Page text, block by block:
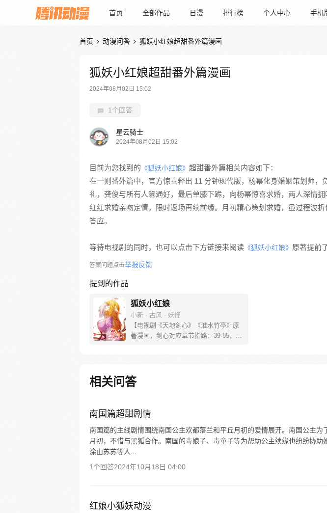
首页 全部作品 日漫 排行榜 个人中心 手机
首页  动漫问答  狐妖小红娘超甜番外篇漫画
狐妖小红娘超甜番外篇漫画
2024年08月02日 15:02
1个回答
星云骑士
2024年08月02日 15:02
目前为您找到的 《狐妖小红娘》 超甜番外篇相关内容如下：
在一则番外篇中，官方惊喜释出 11 分钟现代版，杨幂化身婚姻策划师，
礼，龚俊与所有人篡通好，最后单膝下跪，向杨幂惊喜求婚，两人深情
红红求婚亲吻定情，限时返场再续前缘。月初精心策划求婚，虽过程波
答应。
等待电视剧的同时，也可以点击下方链接来阅读 《狐妖小红娘》 原著提前
答案问题点击举报反馈
提到的作品
狐妖小红娘
小新 · 古风 · 妖怪
【电视剧《天地剑心》《淮水竹亭》原
著漫画，剑心对应章节指路：39-85，淮
新。）
相关问答
南国篇超甜剧情
南国篇的主线剧情围绕南国公主欢都落兰和平丘月初的爱情展开。南国公主为
月初，不惜与黑狐合作。南国的毒娘子、毒童子等为帮助公主续缘也纷纷协助
涂山苏苏等人...
1个回答2024年10月18日 04:00
红娘小狐妖动漫